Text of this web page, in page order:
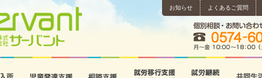
お知らせ よくあるご質問
相談支援 就労移行支援･就労選択支